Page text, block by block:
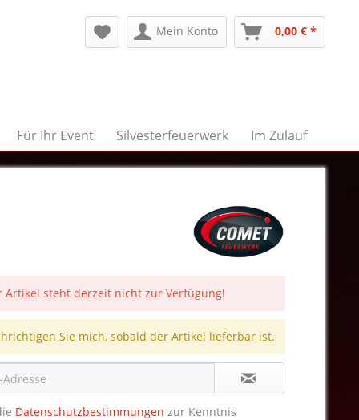
Mein Konto 0,00 € *
Für Ihr Event Silvesterfeuerwerk Im Zulauf
Artikel steht derzeit nicht zur Verfügung!
Sie mich, sobald der Artikel lieferbar ist.
Datenschutzbestimmungen zur Kenntnis